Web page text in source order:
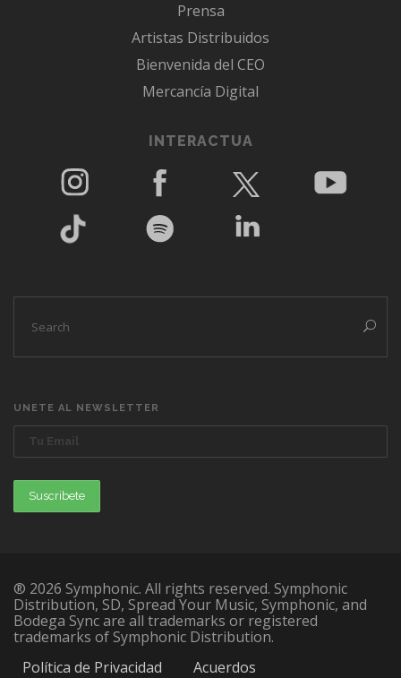
Prensa
Artistas Distribuidos
Bienvenida del CEO
Mercancía Digital
INTERACTUA
UNETE AL NEWSLETTER
® 2026 Symphonic. All rights reserved. Symphonic
Distribution, SD, Spread Your Music, Symphonic, and
Bodega Sync are all trademarks or registered
trademarks of Symphonic Distribution.
Política de Privacidad
Acuerdos